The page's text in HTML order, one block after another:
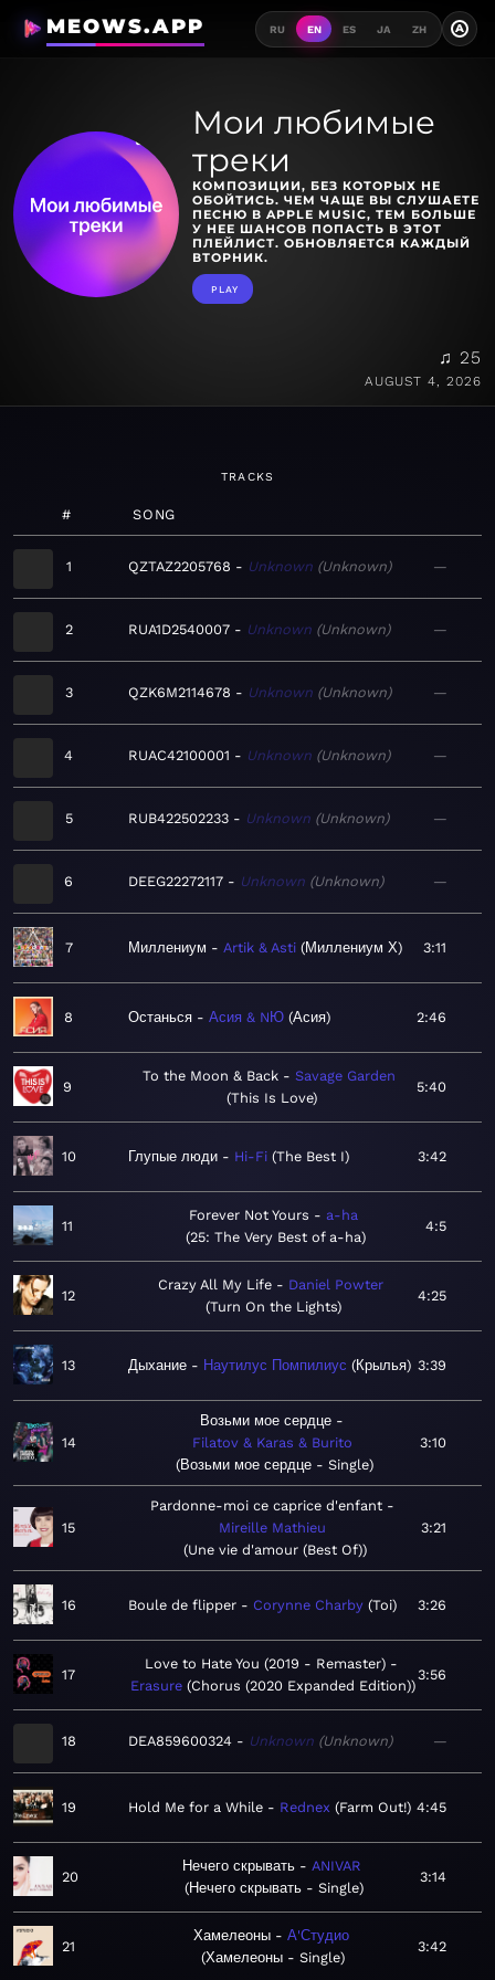
MEOWS.APP RU EN ES JA ZH A
Мои любимые
треки
КОМПОЗИЦИИ, БЕЗ КОТОРЫХ НЕ
ОБОЙТИСЬ. ЧЕМ ЧАЩЕ ВЫ СЛУШАЕТЕ
ПЕСНЮ В APPLE MUSIC, ТЕМ БОЛЬШЕ
У НЕЕ ШАНСОВ ПОПАСТЬ В ЭТОТ
ПЛЕЙЛИСТ. ОБНОВЛЯЕТСЯ КАЖДЫЙ
ВТОРНИК.
PLAY
♫ 25
AUGUST 4, 2026
TRACKS
# SONG
1 QZTAZ2205768 Unknown Unknown —
2 RUA1D2540007 Unknown Unknown —
3 QZK6M2114678 Unknown Unknown —
4 RUAC42100001 Unknown Unknown —
5 RUB422502233 Unknown Unknown —
6 DEEG22272117 Unknown Unknown —
7 Миллениум Artik & Asti Миллениум Х 3:11
8 Останься Асия & NЮ Асия 2:46
9
To the Moon & Back
Savage Garden
This Is Love
5:40
10 Глупые люди Hi-Fi The Best I 3:42
11
Forever Not Yours
a-ha
25: The Very Best of a-ha
4:5
12
Crazy All My Life
Daniel Powter
Turn On the Lights
4:25
13 Дыхание Наутилус Помпилиус Крылья 3:39
14
Возьми мое сердце
Filatov & Karas & Burito
Возьми мое сердце - Single
3:10
15
Pardonne-moi ce caprice d'enfant
Mireille Mathieu
Une vie d'amour (Best Of)
3:21
16 Boule de flipper Corynne Charby Toi 3:26
17
Love to Hate You (2019 - Remaster)
Erasure Chorus (2020 Expanded Edition)
3:56
18 DEA859600324 Unknown Unknown —
19 Hold Me for a While Rednex Farm Out! 4:45
20
Нечего скрывать
ANIVAR
Нечего скрывать - Single
3:14
21
Хамелеоны
А'Студио
Хамелеоны - Single
3:42